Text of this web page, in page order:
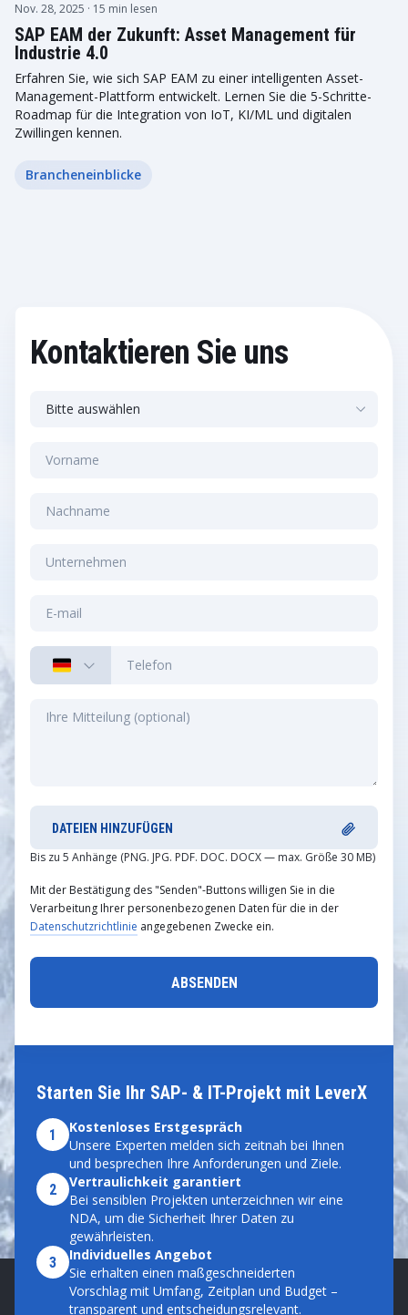
Nov. 28, 2025 · 15 min lesen
SAP EAM der Zukunft: Asset Management für
Industrie 4.0
Erfahren Sie, wie sich SAP EAM zu einer intelligenten Asset-
Management-Plattform entwickelt. Lernen Sie die 5-Schritte-
Roadmap für die Integration von IoT, KI/ML und digitalen
Zwillingen kennen.
Brancheneinblicke
Starten Sie Ihr SAP- & IT-Projekt mit LeverX
1
Kostenloses Erstgespräch
Unsere Experten melden sich zeitnah bei Ihnen
und besprechen Ihre Anforderungen und Ziele.
2
Vertraulichkeit garantiert
Bei sensiblen Projekten unterzeichnen wir eine
NDA, um die Sicherheit Ihrer Daten zu
gewährleisten.
3
Individuelles Angebot
Sie erhalten einen maßgeschneiderten
Vorschlag mit Umfang, Zeitplan und Budget –
transparent und entscheidungsrelevant.
Kontaktieren Sie uns
DATEIEN HINZUFÜGEN
Bis zu 5 Anhänge (PNG. JPG. PDF. DOC. DOCX — max. Größe 30 MB)
Mit der Bestätigung des "Senden"-Buttons willigen Sie in die
Verarbeitung Ihrer personenbezogenen Daten für die in der
Datenschutzrichtlinie angegebenen Zwecke ein.